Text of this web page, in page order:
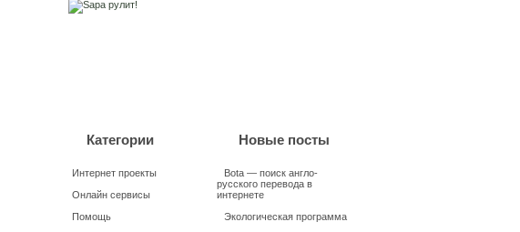
Категории
Интернет проекты
Онлайн сервисы
Помощь
Новые посты
Bota — поиск англо-
русского перевода в
интернете
Экологическая программа